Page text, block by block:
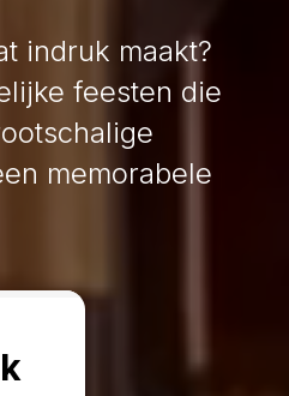
indruk maakt?
feesten die
memorabele